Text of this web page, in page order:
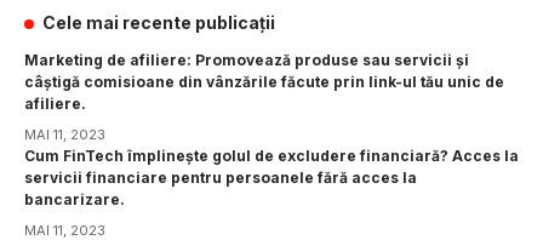
Cele mai recente publicații
Marketing de afiliere: Promovează produse sau servicii și
câștigă comisioane din vânzările făcute prin link-ul tău unic de
afiliere.
MAI 11, 2023
Cum FinTech împlinește golul de excludere financiară? Acces la
servicii financiare pentru persoanele fără acces la
bancarizare.
MAI 11, 2023